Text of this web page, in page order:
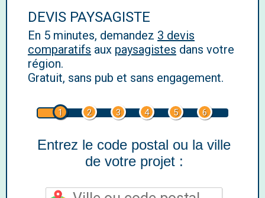
DEVIS PAYSAGISTE
En 5 minutes, demandez 3 devis
comparatifs aux paysagistes dans votre
région.
Gratuit, sans pub et sans engagement.
1 2 3 4 5 6
Entrez le code postal ou la ville
de votre projet :